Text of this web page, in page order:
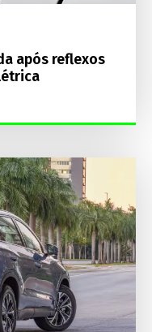
após reflexos